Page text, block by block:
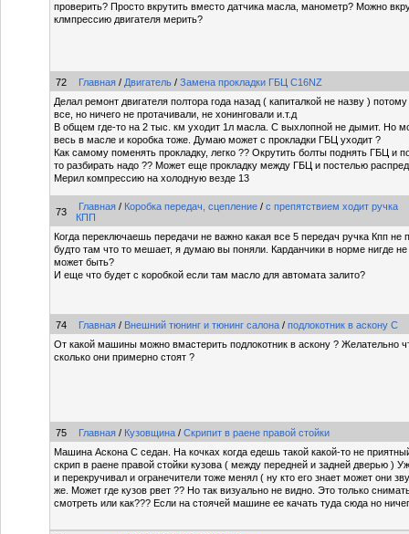
проверить? Просто вкрутить вместо датчика масла, манометр? Можно
клмпрессию двигателя мерить?
72 Главная / Двигатель / Замена прокладки ГБЦ C16NZ
Делал ремонт двигателя полтора года назад ( капиталкой не назву )
все, но ничего не протачивали, не хонинговали и.т.д
В общем где-то на 2 тыс. км уходит 1л масла. С выхлопной не дымит. Но
весь в масле и коробка тоже. Думаю может с прокладки ГБЦ уходит ?
Как самому поменять прокладку, легко ?? Окрутить болты поднять ГБЦ и
то разбирать надо ?? Может еще прокладку между ГБЦ и постелью
Мерил компрессию на холодную везде 13
73 Главная / Коробка передач, сцепление / с препятствием ходит ручка
КПП
Когда переключаешь передачи не важно какая все 5 передач ручка Кпп не
будто там что то мешает, я думаю вы поняли. Карданчики в норме нигде
может быть?
И еще что будет с коробкой если там масло для автомата залито?
74 Главная / Внешний тюнинг и тюнинг салона / подлокотник в аскону С
От какой машины можно вмастерить подлокотник в аскону ? Желательно
сколько они примерно стоят ?
75 Главная / Кузовщина / Скрипит в раене правой стойки
Машина Аскона С седан. На кочках когда едешь такой какой-то не
скрип в раене правой стойки кузова ( между передней и задней дверью )
и перекручивал и огранечители тоже менял ( ну кто его знает может они
же. Может где кузов рвет ?? Но так визуально не видно. Это только
смотреть или как??? Если на стоячей машине ее качать туда сюда но